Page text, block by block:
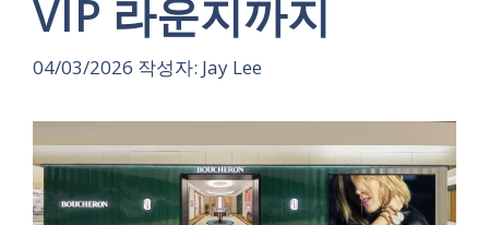
VIP 라운지까지
04/03/2026 작성자: Jay Lee